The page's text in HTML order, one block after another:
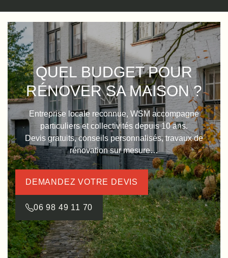
QUEL BUDGET POUR
RÉNOVER SA MAISON ?
Entreprise locale reconnue, WSM accompagne
particuliers et collectivités depuis 10 ans.
Devis gratuits, conseils personnalisés, travaux de
rénovation sur mesure…
DEMANDEZ VOTRE DEVIS
06 98 49 11 70